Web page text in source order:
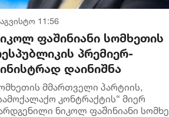
11:56
ფაშინიანი სომხეთის
პრემიერ-
დაინიშნა
მმართველი პარტიის,
კონტრაქტის“ მიერ
ნიკოლ ფაშინიანი